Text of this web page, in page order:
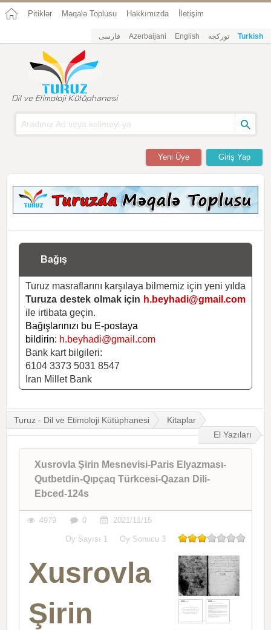
Pitiklər Məqalə Toplusu Hakkımızda İletişim
فارسی Azerbaijani English تورکجه Turkish
Giriş Yap
Yeni Üye
Bağış
Turuz masraflarını karşılaya bilmemiz için yeni yılda
Turuza destek olmak için h.beyhadi@gmail.com
ile irtibata geçin.
Bağışlarınızı bu E-postaya
bildirin: h.beyhadi@gmail.com
Bank kart bilgileri:
6104 3373 5031 8547
Iran Millet Bank
Turuz - Dil ve Etimoloji Kütüphanesi
Kitaplar
El Yazıları
Xusrovla Şirin Mesnevisi-Paris Elyazması-
Qutbetdin-Qıpçaq Türkcesi-Qazan Dili-
Ebced-124s
4979 0 2021/11/15
Oy Sayısı 1 Oy Sonucu 3
Xusrovla
Şirin